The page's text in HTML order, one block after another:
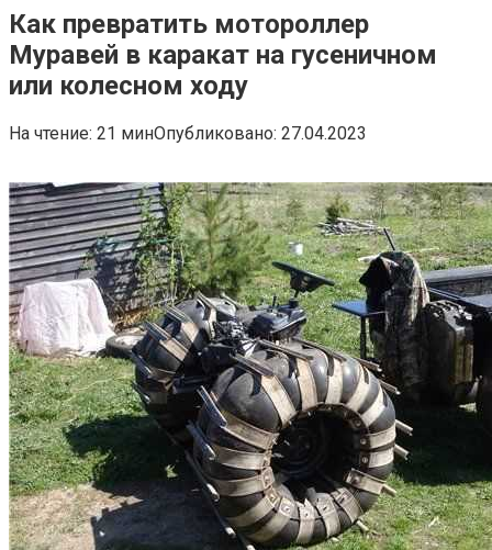
Как превратить мотороллер
Муравей в каракат на гусеничном
или колесном ходу
На чтение: 21 минОпубликовано: 27.04.2023